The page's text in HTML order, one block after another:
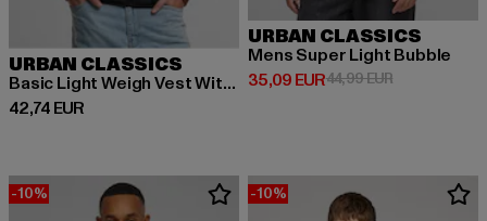
URBAN CLASSICS
Basic Light Weigh Vest With Hood
42,74 EUR
Derzeitiger Preis: 42,74 EUR
URBAN CLASSICS
Mens Super Light Bubble
35,09 EUR
Derzeitiger Preis: 35,09 EUR
44,99 EURAktionspreis:
-10% -10%